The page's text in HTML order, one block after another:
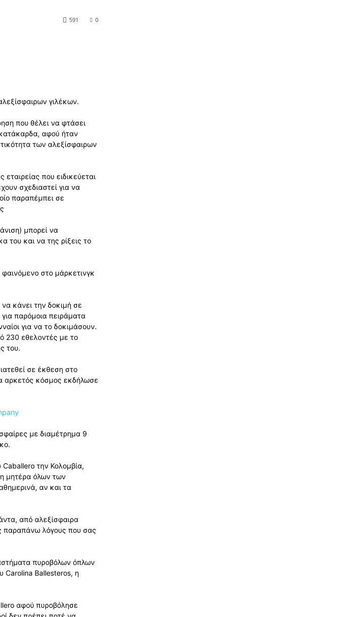
0
591
γιλέκων.
που θέλει να φτάσει
αφού ήταν
των αλεξίσφαιρων
που ειδικεύεται
σχεδιαστεί για να
παραπέμπει σε
μπορεί να
του και να της ρίξεις το
φαινόμενο στο μάρκετινγκ
κάνει την δοκιμή σε
παρόμοια πειράματα
για να το δοκιμάσουν.
230 εθελοντές με το
του.
σε έκθεση στο
αρκετός κόσμος εκδήλωσε
με διαμέτρημα 9
Caballero την Κολομβία,
η μητέρα όλων των
αν και τα
από αλεξίσφαιρα
παραπάνω λόγους που σας
πυροβόλων όπλων
Carolina Ballesteros, η
αφού πυροβόλησε